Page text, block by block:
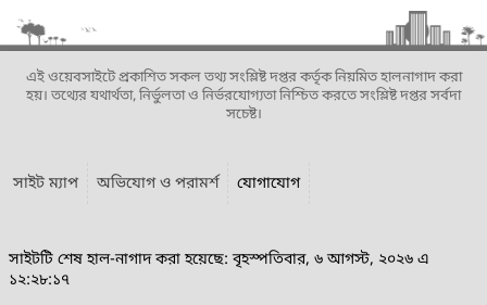
এই ওয়েবসাইটে প্রকাশিত সকল তথ্য সংশ্লিষ্ট দপ্তর কর্তৃক নিয়মিত হালনাগাদ করা
হয়। তথ্যের যথার্থতা, নির্ভুলতা ও নির্ভরযোগ্যতা নিশ্চিত করতে সংশ্লিষ্ট দপ্তর সর্বদা
সচেষ্ট।
সাইট ম্যাপ অভিযোগ ও পরামর্শ যোগাযোগ
সাইটটি শেষ হাল-নাগাদ করা হয়েছে: বৃহস্পতিবার, ৬ আগস্ট, ২০২৬ এ
১২:২৮:১৭